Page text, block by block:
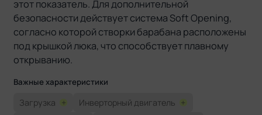
этот показатель. Для дополнительной
безопасности действует система Soft Opening,
согласно которой створки барабана расположены
под крышкой люка, что способствует плавному
открыванию.
Важные характеристики
Загрузка + Инверторный двигатель +